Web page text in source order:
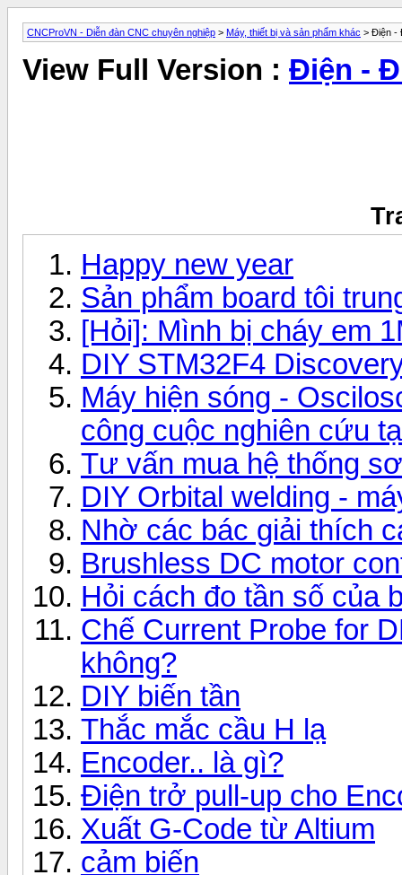
CNCProVN - Diễn đàn CNC chuyên nghiệp > Máy, thiết bị và sản phẩm khác > Điện -
View Full Version : Điện -
Happy new year
Sản phẩm board tôi
[Hỏi]: Mình bị cháy em
DIY STM32F4
Máy hiện sóng -
công cuộc nghiên cứu
Tư vấn mua hệ thống
DIY Orbital welding -
Nhờ các bác giải thích
Brushless DC motor
Hỏi cách đo tần số của
Chế Current Probe for
không?
DIY biến tần
Thắc mắc cầu H lạ
Encoder.. là gì?
Điện trở pull-up cho
Xuất G-Code từ Altium
cảm biến